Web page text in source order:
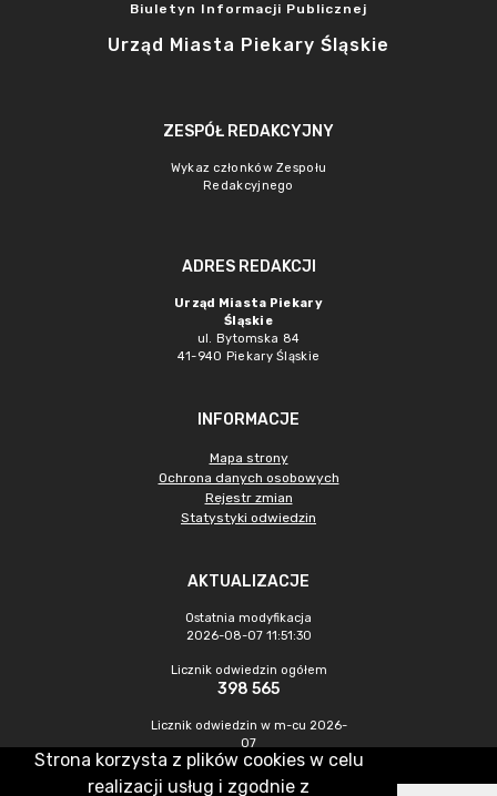
Biuletyn Informacji Publicznej
Urząd Miasta Piekary Śląskie
ZESPÓŁ REDAKCYJNY
Wykaz członków Zespołu
Redakcyjnego
ADRES REDAKCJI
Urząd Miasta Piekary
Śląskie
ul. Bytomska 84
41-940 Piekary Śląskie
INFORMACJE
Mapa strony
Ochrona danych osobowych
Rejestr zmian
Statystyki odwiedzin
AKTUALIZACJE
Ostatnia modyfikacja
2026-08-07 11:51:30
Licznik odwiedzin ogółem
398 565
Licznik odwiedzin w m-cu 2026-
07
1 936
Strona korzysta z plików cookies w celu
realizacji usług i zgodnie z